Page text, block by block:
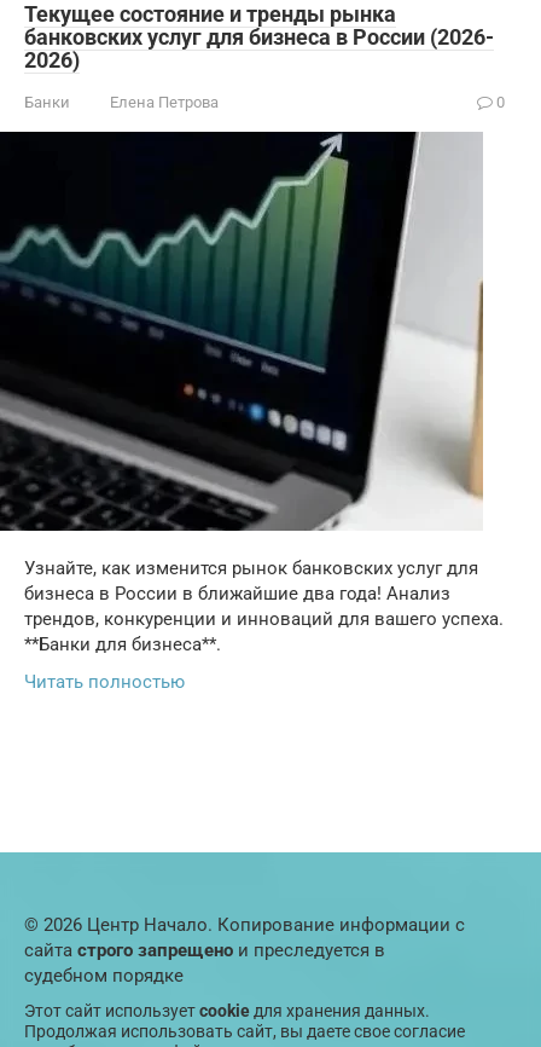
Текущее состояние и тренды рынка
банковских услуг для бизнеса в России (2026-
2026)
Банки Елена Петрова 0
Узнайте, как изменится рынок банковских услуг для
бизнеса в России в ближайшие два года! Анализ
трендов, конкуренции и инноваций для вашего успеха.
**Банки для бизнеса**.
Читать полностью
© 2026 Центр Начало. Копирование информации с
сайта строго запрещено и преследуется в
судебном порядке
Этот сайт используетcookie для хранения данных.
Продолжая использовать сайт, вы даете свое согласие